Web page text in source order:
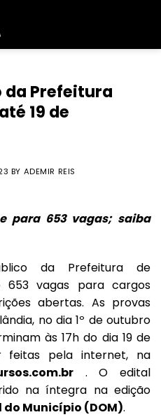
Prefeitura
19 de
BY ADEMIR REIS
para 653 vagas; saiba
da Prefeitura de
653 vagas para cargos
abertas. As provas
no dia 1º de outubro
às 17h do dia 19 de
feitas pela internet, na
. O edital
na íntegra na edição
Município (DOM).